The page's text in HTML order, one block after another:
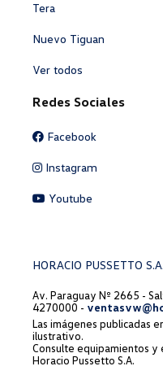
Tera
Nuevo Tiguan
Ver todos
Redes Sociales
Facebook
Instagram
Youtube
HORACIO PUSSETTO
Av. Paraguay Nº 2665 -
4270000 -
Las imágenes publicadas
ilustrativo.
Consulte equipamientos y
Horacio Pussetto S.A.